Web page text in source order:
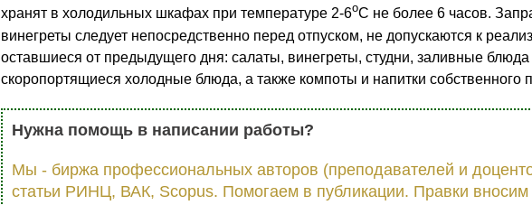
хранят в холодильных шкафах при температуре 2-6оС не более 6 часов.
винегреты следует непосредственно перед отпуском, не допускаются к
оставшиеся от предыдущего дня: салаты, винегреты, студни, заливные блюда
скоропортящиеся холодные блюда, а также компоты и напитки собственного
Нужна помощь в написании работы?
Мы - биржа профессиональных авторов (преподавателей и
статьи РИНЦ, ВАК, Scopus. Помогаем в публикации. Правки вносим